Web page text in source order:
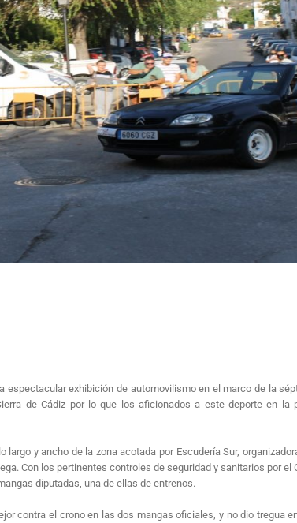
espectacular exhibición de automovilismo en el marco de la
de Cádiz por lo que los aficionados a este deporte en la
y ancho de la zona acotada por Escudería Sur,
Con los pertinentes controles de seguridad y sanitarios por
diputadas, una de ellas de entrenos.
contra el crono en las dos mangas oficiales, y no dio tregua